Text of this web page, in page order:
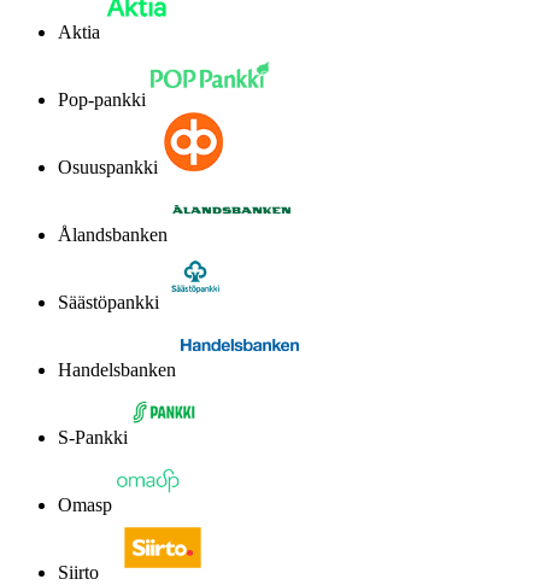
Aktia
Pop-pankki
Osuuspankki
Ålandsbanken
Säästöpankki
Handelsbanken
S-Pankki
Omasp
Siirto